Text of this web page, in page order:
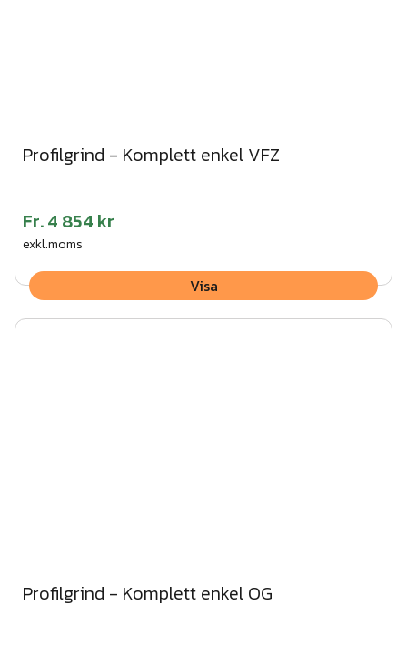
Profilgrind - Komplett enkel VFZ
Fr.4 854 kr
exkl.moms
Visa
Profilgrind - Komplett enkel OG